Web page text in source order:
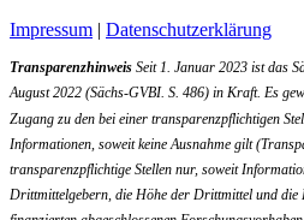
Impressum | Datenschutzerklärung
Transparenzhinweis Seit 1. Januar 2023 ist das
August 2022 (Sächs-GVBI. S. 486) in Kraft. Es
Zugang zu den bei einer transparenzpflichtigen
Informationen, soweit keine Ausnahme gilt
transparenzpflichtige Stellen nur, soweit
Drittmittelgebern, die Höhe der Drittmittel und